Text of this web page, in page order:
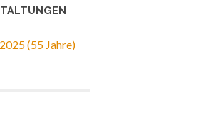
(55 Jahre)